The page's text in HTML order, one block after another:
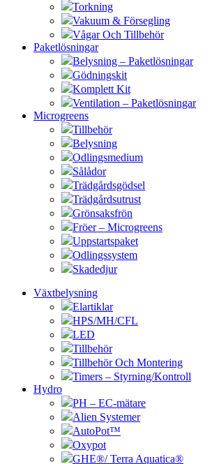
Torkning
Vakuum & Försegling
Vågar Och Tillbehör
Paketlösningar
Belysning – Paketlösningar
Gödningskit
Komplett Kit
Ventilation – Paketlösningar
Microgreens
Tillbehör
Belysning
Odlingsmedium
Sålådor
Trädgårdsgödsel
Trädgårdsutrust
Grönsaksfrön
Fröer – Microgreens
Uppstartspaket
Odlingssystem
Skadedjur
Växtbelysning
Elartiklar
HPS/MH/CFL
LED
Tillbehör
Tillbehör Och Montering
Timers – Styrning/Kontroll
Hydro
PH – EC-mätare
Alien Systemer
AutoPot™
Oxypot
GHE®/ Terra Aquatica®